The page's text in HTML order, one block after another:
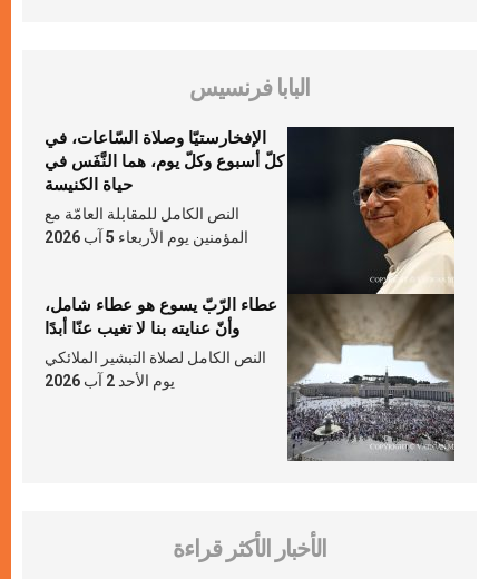
البابا فرنسيس
الإفخارستيّا وصلاة السّاعات، في
كلّ أسبوع وكلّ يوم، هما النَّفَس في
حياة الكنيسة
النص الكامل للمقابلة العامّة مع
المؤمنين يوم الأربعاء 5 آب 2026
عطاء الرّبّ يسوع هو عطاء شامل،
وأنّ عنايته بنا لا تغيب عنّا أبدًا
النص الكامل لصلاة التبشير الملائكي
يوم الأحد 2 آب 2026
الأخبار الأكثر قراءة